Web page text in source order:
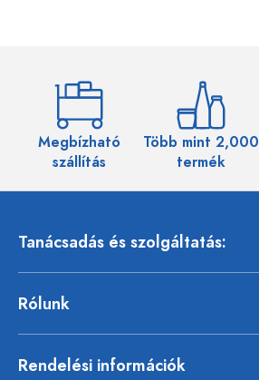
Megbízható
szállítás
Több mint 2,000
termék
Tanácsadás és szolgáltatás:
Rólunk
Rendelési információk